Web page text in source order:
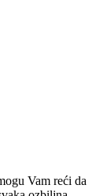
Vam reći da